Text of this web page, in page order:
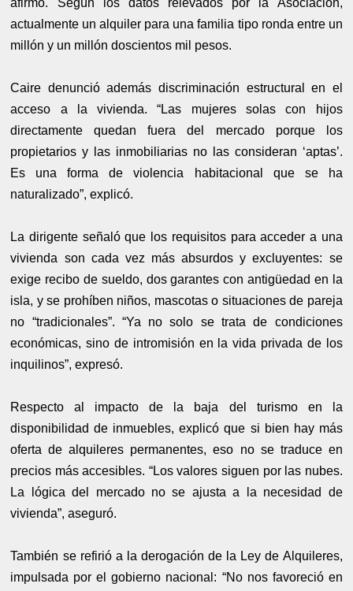
afirmó. Según los datos relevados por la Asociación,
actualmente un alquiler para una familia tipo ronda entre un
millón y un millón doscientos mil pesos.
Caire denunció además discriminación estructural en el
acceso a la vivienda. “Las mujeres solas con hijos
directamente quedan fuera del mercado porque los
propietarios y las inmobiliarias no las consideran ‘aptas’.
Es una forma de violencia habitacional que se ha
naturalizado”, explicó.
La dirigente señaló que los requisitos para acceder a una
vivienda son cada vez más absurdos y excluyentes: se
exige recibo de sueldo, dos garantes con antigüedad en la
isla, y se prohíben niños, mascotas o situaciones de pareja
no “tradicionales”. “Ya no solo se trata de condiciones
económicas, sino de intromisión en la vida privada de los
inquilinos”, expresó.
Respecto al impacto de la baja del turismo en la
disponibilidad de inmuebles, explicó que si bien hay más
oferta de alquileres permanentes, eso no se traduce en
precios más accesibles. “Los valores siguen por las nubes.
La lógica del mercado no se ajusta a la necesidad de
vivienda”, aseguró.
También se refirió a la derogación de la Ley de Alquileres,
impulsada por el gobierno nacional: “No nos favoreció en